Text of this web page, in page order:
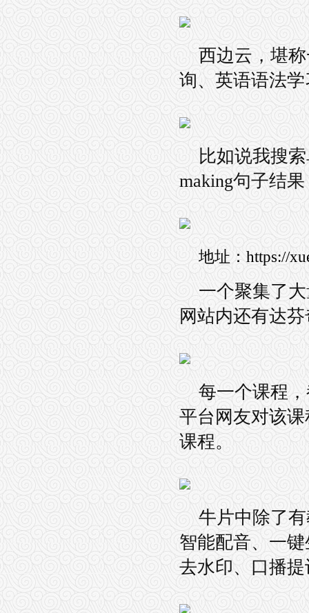
西边云，堪
询、英语语法
比如说我搜
making句子结
地址：https://
一个聚集了
网站内还有达
每一个课程
平台网友对该
课程。
牛片中除了
智能配音、一
去水印、口播